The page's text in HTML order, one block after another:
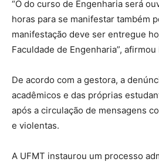
“O do curso de Engenharia será
horas para se manifestar também
manifestação deve ser entregue
Faculdade de Engenharia”, afirmou
De acordo com a gestora, a
acadêmicos e das próprias
após a circulação de mensagens
e violentas.
A UFMT instaurou um processo